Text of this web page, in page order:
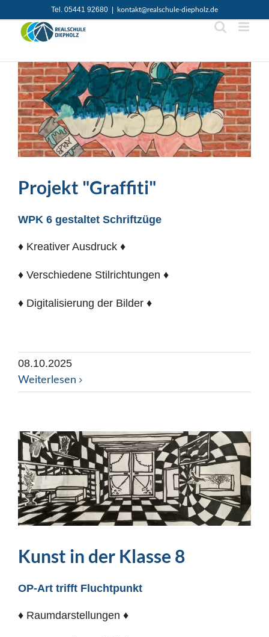
Inhalt
springen
Tel. 05441 92680 kontakt@realschule-diepholz.de
Projekt "Graffiti"
WPK 6 gestaltet Schriftzüge
♦ Kreativer Ausdruck ♦
♦ Verschiedene Stilrichtungen ♦
♦ Digitalisierung der Bilder ♦
08.10.2025
Weiterlesen
Kunst in der Klasse 8
OP-Art trifft Fluchtpunkt
♦ Raumdarstellungen ♦